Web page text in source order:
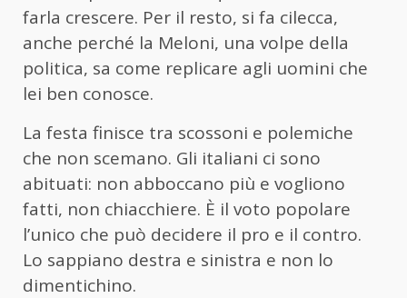
farla crescere. Per il resto, si fa cilecca,
anche perché la Meloni, una volpe della
politica, sa come replicare agli uomini che
lei ben conosce.
La festa finisce tra scossoni e polemiche
che non scemano. Gli italiani ci sono
abituati: non abboccano più e vogliono
fatti, non chiacchiere. È il voto popolare
l’unico che può decidere il pro e il contro.
Lo sappiano destra e sinistra e non lo
dimentichino.